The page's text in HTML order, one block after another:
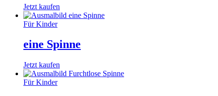
Jetzt kaufen
Für Kinder
eine Spinne
Jetzt kaufen
Für Kinder